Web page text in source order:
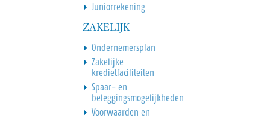
Juniorrekening
ZAKELIJK
Ondernemersplan
Zakelijke
kredietfaciliteiten
Spaar- en
beleggingsmogelijkheden
Voorwaarden en